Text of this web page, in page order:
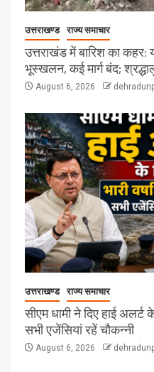
उत्तराखण्ड राज्य समाचार
उत्तराखंड में बारिश का कहर:
भूस्खलन, कई मार्ग बंद;
August 6, 2026
उत्तराखण्ड राज्य समाचार
सीएम धामी ने दिए हाई अलर्ट
सभी एजेंसियां रहें चौकन्नी
August 6, 2026